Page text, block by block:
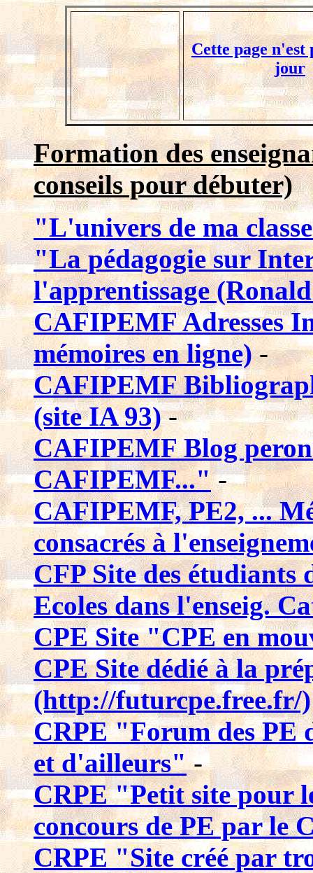
Cette page n'est
jour
Formation des
conseils pour débuter)
"L'univers de ma
"La pédagogie sur
l'apprentissage
CAFIPEMF Adresses
mémoires en ligne)-
CAFIPEMF
(site IA 93)-
CAFIPEMF Blog
CAFIPEMF..."-
CAFIPEMF, PE2, ...
consacrés à
CFP Site des étudiants
Ecoles dans l'enseig.
CPE Site "CPE en
CPE Site dédié à la
(http://futurcpe.free.fr/)
CRPE "Forum des PE
et d'ailleurs"-
CRPE "Petit site pour
concours de PE par le
CRPE "Site créé par